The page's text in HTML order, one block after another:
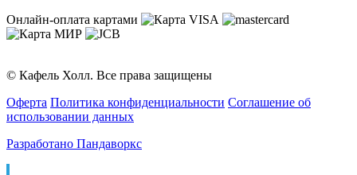
Онлайн-оплата картами
© Кафель Холл. Все права защищены
Оферта Политика конфиденциальности Соглашение об
использовании данных
Разработано Пандаворкс